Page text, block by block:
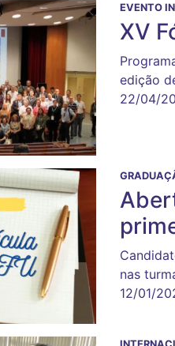
EVENTO
XV
edição
22/04/
nas
12/01/